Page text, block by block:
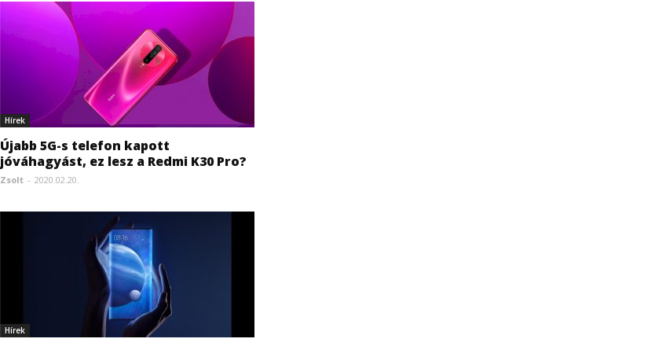
Hírek
Újabb 5G-s telefon kapott
jóváhagyást, ez lesz a Redmi K30 Pro?
Zsolt - 2020.02.20.
Hírek